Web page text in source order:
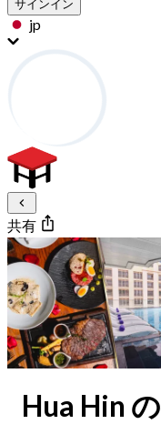
サインイン
jp
共有
Hua Hin